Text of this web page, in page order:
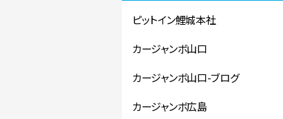
ピットイン鯉城本社
カージャンボ山口
カージャンボ山口-ブログ
カージャンボ広島